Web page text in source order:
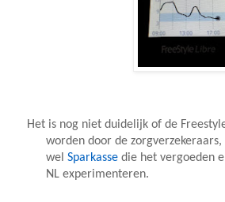
Het is nog niet duidelijk of de
worden door de zorgverzekeraars,
wel Sparkasse die het vergoeden
NL experimenteren.